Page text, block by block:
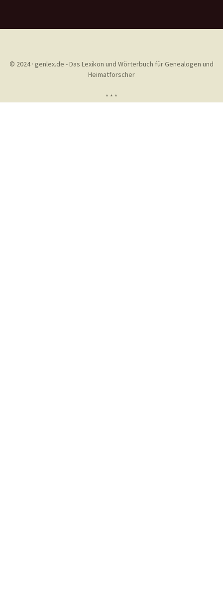
© 2024 · genlex.de - Das Lexikon und Wörterbuch für Genealogen und
Heimatforscher
* * *